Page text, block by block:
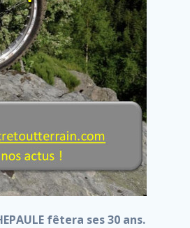
fêtera ses 30 ans.